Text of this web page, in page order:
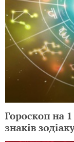
Гороскоп на
знаків